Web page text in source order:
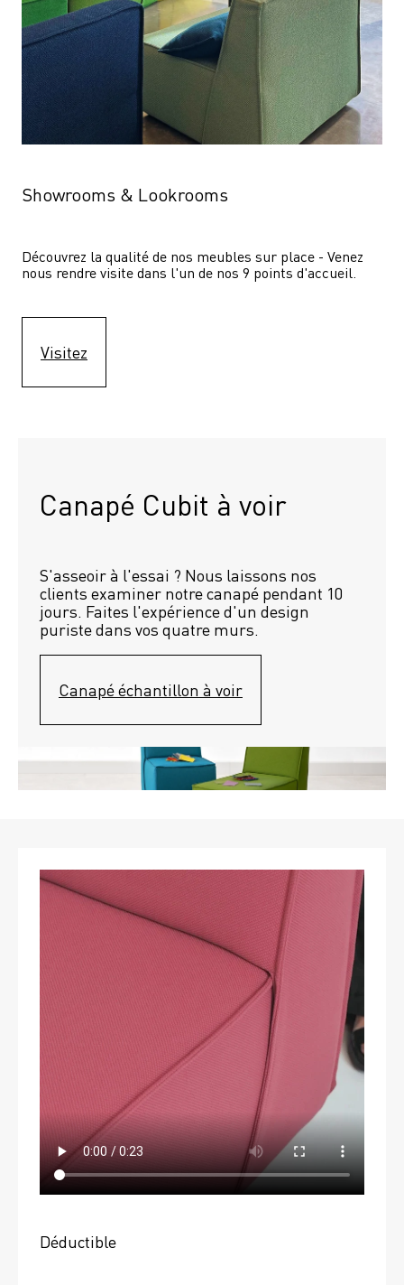
Showrooms & Lookrooms
Découvrez la qualité de nos meubles sur place - Venez
nous rendre visite dans l'un de nos 9 points d'accueil.
Visitez
Canapé Cubit à voir
S'asseoir à l'essai ? Nous laissons nos
clients examiner notre canapé pendant 10
jours. Faites l'expérience d'un design
puriste dans vos quatre murs.
Canapé échantillon à voir
Déductible